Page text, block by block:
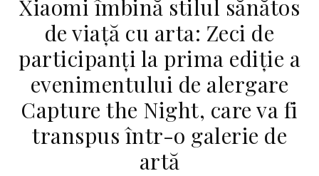
Xiaomi îmbină stilul sănătos
de viață cu arta: Zeci de
participanți la prima ediție a
evenimentului de alergare
Capture the Night, care va fi
transpus într-o galerie de
artă